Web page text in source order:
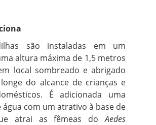
são instaladas em um
altura máxima de 1,5 metros
local sombreado e abrigado
do alcance de crianças e
É adicionada uma
com um atrativo à base de
atrai as fêmeas doAedes